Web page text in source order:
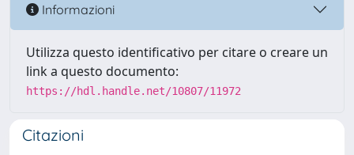
Informazioni
Utilizza questo identificativo per citare o creare un
link a questo documento:
https://hdl.handle.net/10807/11972
Citazioni